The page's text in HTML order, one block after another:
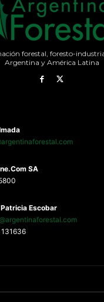
forestal, foresto-
Argentina y América Latina
SA
Escobar